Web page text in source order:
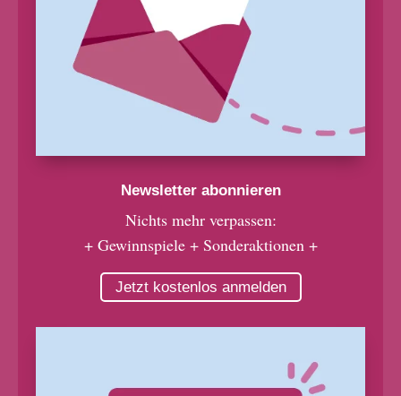
Newsletter abonnieren
Nichts mehr verpassen:
+ Gewinnspiele + Sonderaktionen +
Jetzt kostenlos anmelden